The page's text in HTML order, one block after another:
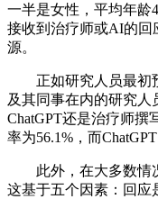
一半是女性，平均年龄
接收到治疗师或AI的回
源。
正如研究人员最初预
及其同事在内的研究
ChatGPT还是治疗师撰
率为56.1%，而
此外，在大多数情况
这基于五个因素：回应